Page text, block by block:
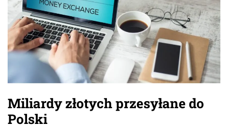
Miliardy złotych przesyłane do
Polski